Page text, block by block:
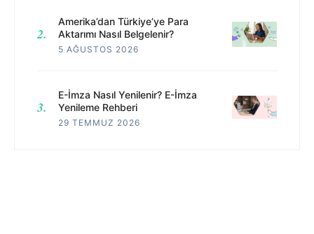
Amerika’dan Türkiye’ye Para
Aktarımı Nasıl Belgelenir?
5 AĞUSTOS 2026
E-İmza Nasıl Yenilenir? E-İmza
Yenileme Rehberi
29 TEMMUZ 2026